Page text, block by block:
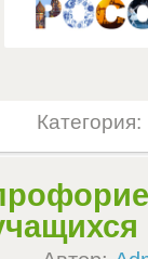
Категория: